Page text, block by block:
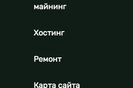
майнинг
Хостинг
Ремонт
Карта сайта